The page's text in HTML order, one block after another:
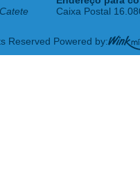
Caixa Postal
Reserved Powered by: